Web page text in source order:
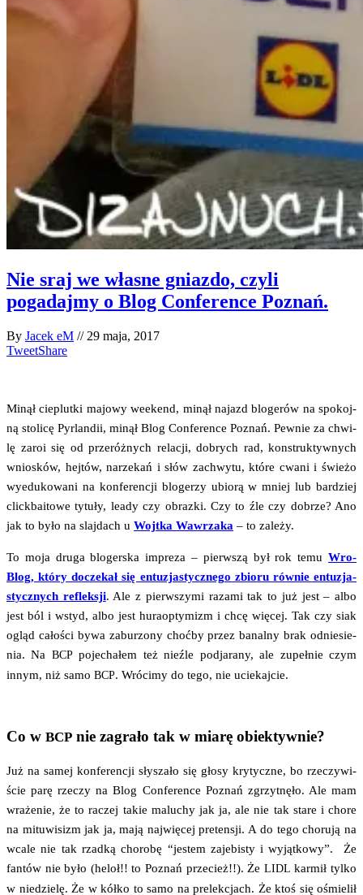
Nie sraj we własne gniazdo, czyli
pogadajmy o Blog Conference Poznań.
By Jacek eM // 29 maja, 2017
TweetShare
Minął cie­plut­ki majo­wy week­end, minął najazd blo­ge­rów na spo­koj­
ną sto­li­cę Pyr­lan­dii, minął Blog Con­fe­ren­ce Poznań. Pew­nie za chwi­
lę zaroi się od prze­róż­nych rela­cji, dobrych rad, kon­struk­tyw­nych
wnio­sków, hej­tów, narze­kań i słów zachwy­tu, któ­re cwa­ni i świe­żo
wyedu­ko­wa­ni na kon­fe­ren­cji blo­ge­rzy ubio­rą w mniej lub bar­dziej
click­ba­ito­we tytu­ły, leady czy obraz­ki. Czy to źle czy dobrze? Ano
jak to było na slaj­dach u Wojt­ka Waw­rza­ka – to zależy.
To moja dru­ga blo­ger­ska impre­za – pierw­szą był rok temu Wro­
Blog, któ­ry docze­kał się entu­zja­stycz­ne­go zbio­ru rów­nie entu­zja­
stycz­nych reflek­sji. Ale z pierw­szy­mi raza­mi tak to już jest – albo
jest ból i wstyd, albo jest hura­op­ty­mizm i chcę wię­cej. Tak czy siak
ogląd cało­ści bywa zabu­rzo­ny choć­by przez banal­ny brak odnie­sie­
nia. Na BCPpoje­cha­łem też nie­źle pod­ja­ra­ny, ale zupeł­nie czym
innym, niż samo BCP. Wró­ci­my do tego, nie uciekajcie.
Co w BCP nie zagrało tak w miarę obiektywnie?
Już na samej kon­fe­ren­cji sły­sza­ło się gło­sy kry­tycz­ne, bo rze­czy­wi­
ście parę rze­czy na Blog Con­fe­ren­ce Poznań zgrzyt­nę­ło. Ale mam
wra­że­nie, że to raczej takie malu­chy jak ja, ale nie tak sta­re i cho­re
na mitu­wi­sizm jak ja, mają naj­wię­cej pre­ten­sji. A do tego cho­ru­ją na
wca­le nie tak rzad­ką cho­ro­bę “jestem zaje­bi­sty i wyjąt­ko­wy”. Że
fan­tów nie było (heloł!! to Poznań prze­cież!!). Że LIDL kar­mił tyl­ko
w nie­dzie­lę. Że w kół­ko to samo na pre­lek­cjach. Że ktoś się ośmie­lił